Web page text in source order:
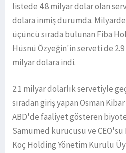
listede 4.8 milyar dolar olan
dolara inmiş durumda.
üçüncü sırada bulunan Fiba
Hüsnü Özyeğin'in serveti de
milyar dolara indi.
2.1 milyar dolarlık servetiyle
sıradan giriş yapan Osman
ABD'de faaliyet gösteren
Samumed kurucusu ve CEO'su
Koç Holding Yönetim Kurulu